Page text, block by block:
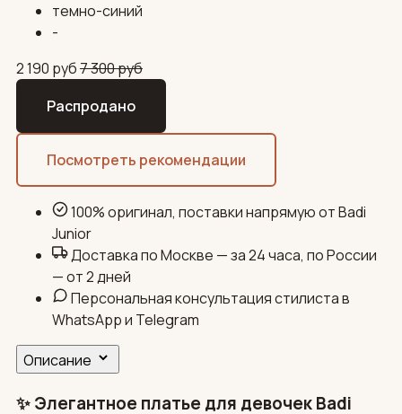
темно-синий
-
2 190 руб7 300руб
Распродано
Посмотреть рекомендации
100% оригинал, поставки напрямую от Badi
Junior
Доставка по Москве — за 24 часа, по России
— от 2 дней
Персональная консультация стилиста в
WhatsApp и Telegram
Описание
✨ Элегантное платье для девочек Badi